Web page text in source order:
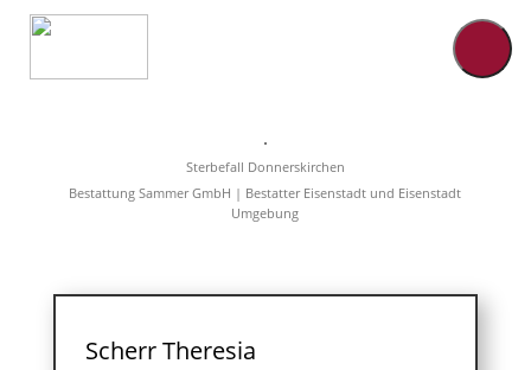
Rat&Hilfe
Sterbefälle
Sterbefall Donnerskirchen
Bestattung Sammer GmbH | Bestatter Eisenstadt und Eisenstadt
Umgebung
Scherr Theresia